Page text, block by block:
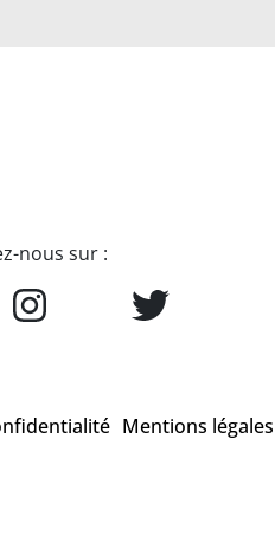
nous sur :
Mentions légales
CrossFit® Inc. et qui n'a aucun